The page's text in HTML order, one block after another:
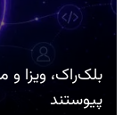
بلک‌راک، ویزا
پیوستند